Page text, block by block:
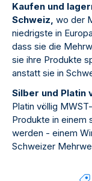
Kaufen und
Schweiz, wo der
niedrigste in
dass sie die
sie ihre Produkte
anstatt sie in
Silber und Platin
Platin völlig
Produkte in einem
werden - einem
Schweizer